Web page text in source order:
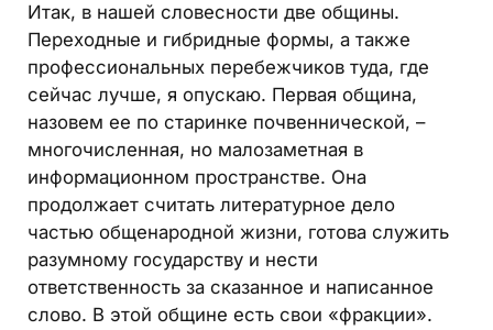
Итак, в нашей словесности две общины.
Переходные и гибридные формы, а также
профессиональных перебежчиков туда, где
сейчас лучше, я опускаю. Первая община,
назовем ее по старинке почвеннической, –
многочисленная, но малозаметная в
информационном пространстве. Она
продолжает считать литературное дело
частью общенародной жизни, готова служить
разумному государству и нести
ответственность за сказанное и написанное
слово. В этой общине есть свои «фракции».